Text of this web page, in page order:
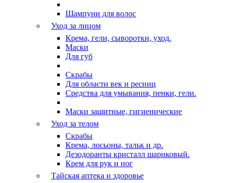
Шампуни для волос
Уход за лицом
Крема, гели, сыворотки, уход.
Маски
Для губ
Скрабы
Для области век и ресниц
Средства для умывания, пенки, гели.
Маски защитные, гигиенические
Уход за телом
Скрабы
Крема, лосьоны, тальк и др.
Дезодоранты кристалл шариковый.
Крем для рук и ног
Тайская аптека и здоровье